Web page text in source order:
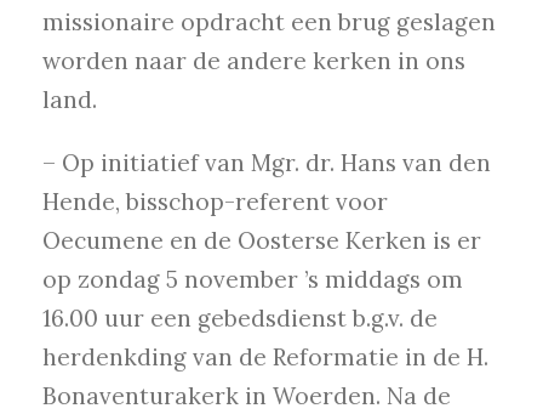
missionaire opdracht een brug geslagen
worden naar de andere kerken in ons
land.
– Op initiatief van Mgr. dr. Hans van den
Hende, bisschop-referent voor
Oecumene en de Oosterse Kerken is er
op zondag 5 november ’s middags om
16.00 uur een gebedsdienst b.g.v. de
herdenkding van de Reformatie in de H.
Bonaventurakerk in Woerden. Na de